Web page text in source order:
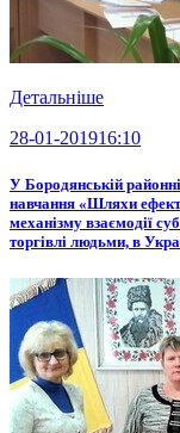
Детальніше
28-01-201916:10
У Бородянській
навчання «Шляхи
механізму взаємодії
торгівлі людьми, в